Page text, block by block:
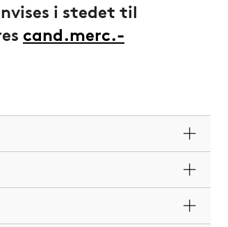
i stedet til
cand.merc.-